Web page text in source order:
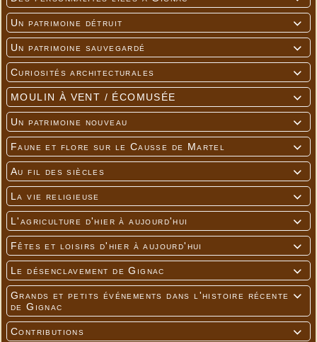

Un patrimoine détruit

Un patrimoine sauvegardé

Curiosités architecturales

MOULIN À VENT / ÉCOMUSÉE

Un patrimoine nouveau

Faune et flore sur le Causse de Martel

Au fil des siècles

La vie religieuse

L'agriculture d'hier à aujourd'hui

Fêtes et loisirs d'hier à aujourd'hui

Le désenclavement de Gignac

Grands et petits événements dans l'histoire récente
de Gignac

Contributions
---